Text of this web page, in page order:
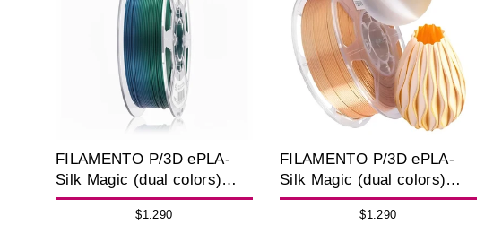
FILAMENTO P/3D ePLA-
Silk Magic (dual colors)
Green Blue 1.75MM 1K
$1.290
FILAMENTO P/3D ePLA-
Silk Magic (dual colors)
Gold Silver 1.75MM 1K
$1.290